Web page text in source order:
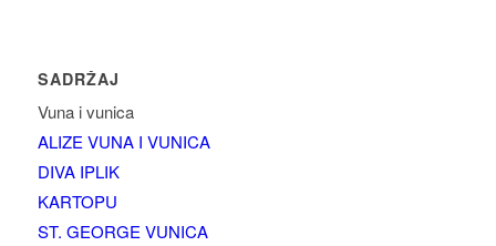
SADRŽAJ
Vuna i vunica
ALIZE VUNA I VUNICA
DIVA IPLIK
KARTOPU
ST. GEORGE VUNICA